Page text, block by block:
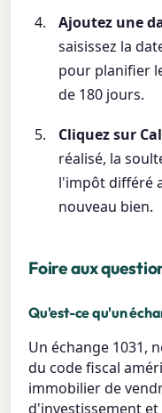
Ajoutez une
saisissez la
pour planifier
de 180 jours.
Cliquez sur
réalisé, la
l'impôt différé
nouveau bien.
Foire aux
Qu'est-ce qu'un
Un échange 1031,
du code fiscal
immobilier de
d'investissement